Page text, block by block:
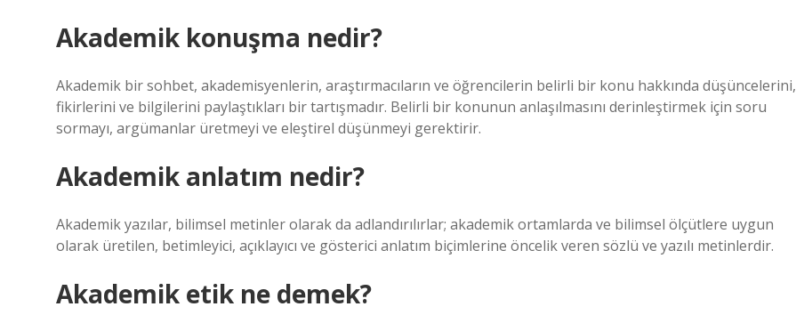
Akademik konuşma nedir?
Akademik bir sohbet, akademisyenlerin, araştırmacıların ve öğrencilerin belirli bir konu hakkında düşüncelerini,
fikirlerini ve bilgilerini paylaştıkları bir tartışmadır. Belirli bir konunun anlaşılmasını derinleştirmek için soru
sormayı, argümanlar üretmeyi ve eleştirel düşünmeyi gerektirir.
Akademik anlatım nedir?
Akademik yazılar, bilimsel metinler olarak da adlandırılırlar; akademik ortamlarda ve bilimsel ölçütlere uygun
olarak üretilen, betimleyici, açıklayıcı ve gösterici anlatım biçimlerine öncelik veren sözlü ve yazılı metinlerdir.
Akademik etik ne demek?